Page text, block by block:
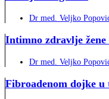
Dr med. Veljko
Intimno zdravlje
Dr med. Veljko
Fibroadenom dojke u